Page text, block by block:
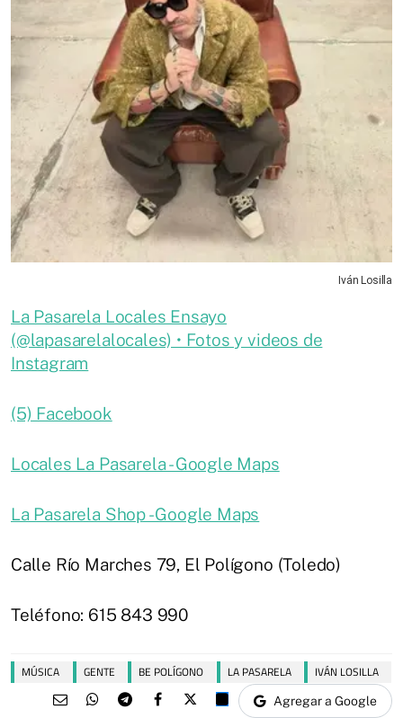
Iván Losilla
La Pasarela Locales Ensayo
(@lapasarelalocales) • Fotos y videos de
Instagram
(5) Facebook
Locales La Pasarela - Google Maps
La Pasarela Shop - Google Maps
Calle Río Marches 79, El Polígono (Toledo)
Teléfono: 615 843 990
MÚSICA GENTE BE POLÍGONO LA PASARELA IVÁN LOSILLA
Agregar a Google